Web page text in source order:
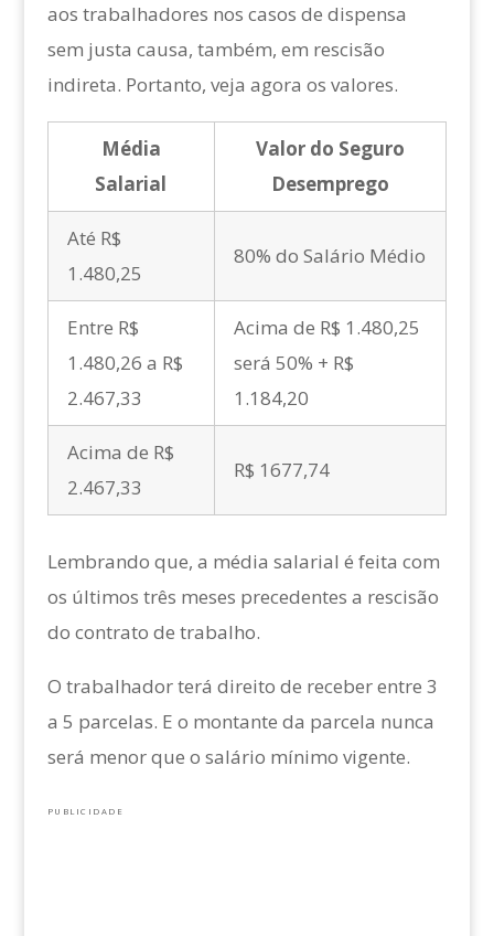
aos trabalhadores nos casos de dispensa
sem justa causa, também, em rescisão
indireta. Portanto, veja agora os valores.
Média
Salarial
Valor do Seguro
Desemprego
Até R$
1.480,25
80% do Salário Médio
Entre R$
1.480,26 a R$
2.467,33
Acima de R$ 1.480,25
será 50% + R$
1.184,20
Acima de R$
2.467,33
R$ 1677,74
Lembrando que, a média salarial é feita com
os últimos três meses precedentes a rescisão
do contrato de trabalho.
O trabalhador terá direito de receber entre 3
a 5 parcelas. E o montante da parcela nunca
será menor que o salário mínimo vigente.
PUBLICIDADE